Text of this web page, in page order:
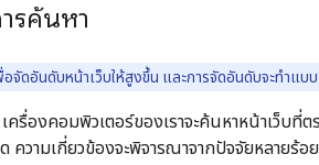
รค้นหา
อจัดอันดับหน้าเว็บให้สูงขึ้น และการจัดอันดับจะทำแบ
เครื่องคอมพิวเตอร์ของเราจะค้นหาหน้าเ
ความเกี่ยวข้องจะพิจารณาจากปัจจัยหลาย